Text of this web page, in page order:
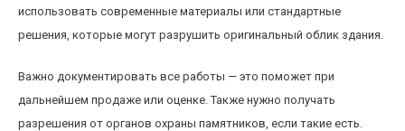
использовать современные материалы или стандартные
решения, которые могут разрушить оригинальный облик здания.
Важно документировать все работы — это поможет при
дальнейшем продаже или оценке. Также нужно получать
разрешения от органов охраны памятников, если такие есть.